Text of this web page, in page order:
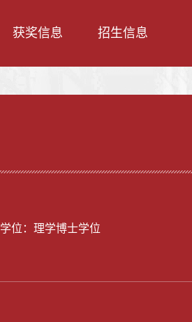
获奖信息 招生信息
学位：理学博士学位